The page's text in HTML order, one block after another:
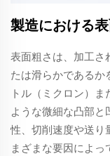
製造における
表面粗さは、加工さ
たは滑らかであるか
トル（ミクロン）
ような微細な凸部
性、切削速度や送り
まざまな要因によ